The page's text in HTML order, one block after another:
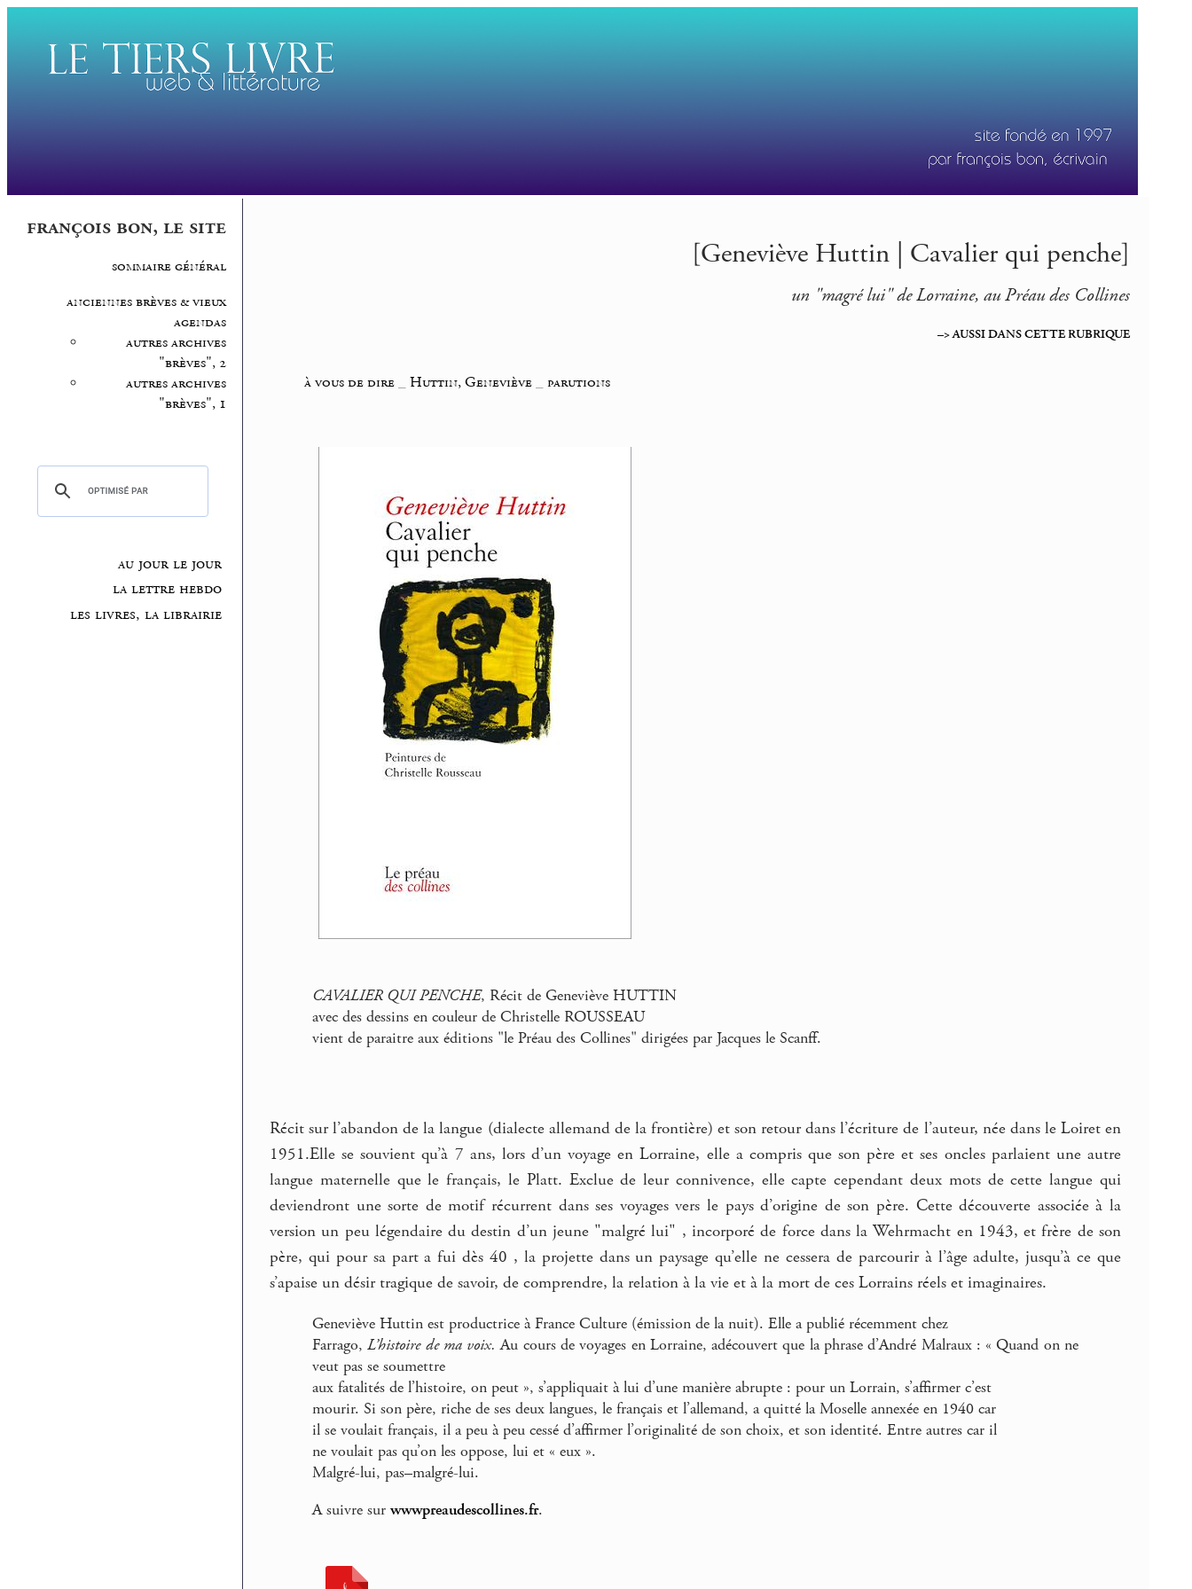
françois bon, le site
sommaire général
anciennes brèves & vieux
agendas
autres archives
"brèves", 2
autres archives
"brèves", 1
au jour le jour
la lettre hebdo
les livres, la librairie
[Geneviève Huttin | Cavalier qui penche]
un "magré lui" de Lorraine, au Préau des Collines
–> AUSSI DANS CETTE RUBRIQUE
à vous de dire _Huttin, Geneviève _parutions
CAVALIER QUI PENCHE, Récit de Geneviève HUTTIN
avec des dessins en couleur de Christelle ROUSSEAU
vient de paraitre aux éditions "le Préau des Collines" dirigées par Jacques le Scanff.
Récit sur l’abandon de la langue (dialecte allemand de la frontière) et son retour dans l’écriture de l’auteur, née dans le Loiret en
1951.Elle se souvient qu’à 7 ans, lors d’un voyage en Lorraine, elle a compris que son père et ses oncles parlaient une autre
langue maternelle que le français, le Platt. Exclue de leur connivence, elle capte cependant deux mots de cette langue qui
deviendront une sorte de motif récurrent dans ses voyages vers le pays d’origine de son père. Cette découverte associée à la
version un peu légendaire du destin d’un jeune "malgré lui" , incorporé de force dans la Wehrmacht en 1943, et frère de son
père, qui pour sa part a fui dès 40 , la projette dans un paysage qu’elle ne cessera de parcourir à l’âge adulte, jusqu’à ce que
s’apaise un désir tragique de savoir, de comprendre, la relation à la vie et à la mort de ces Lorrains réels et imaginaires.
Geneviève Huttin est productrice à France Culture (émission de la nuit). Elle a publié récemment chez
Farrago,L’histoire de ma voix. Au cours de voyages en Lorraine, adécouvert que la phrase d’André Malraux : « Quand on ne
veut pas se soumettre
aux fatalités de l’histoire, on peut », s’appliquait à lui d’une manière abrupte : pour un Lorrain, s’affirmer c’est
mourir. Si son père, riche de ses deux langues, le français et l’allemand, a quitté la Moselle annexée en 1940 car
il se voulait français, il a peu à peu cessé d’affirmer l’originalité de son choix, et son identité. Entre autres car il
ne voulait pas qu’on les oppose, lui et « eux ».
Malgré-lui, pas–malgré-lui.
A suivre surwwwpreaudescollines.fr.